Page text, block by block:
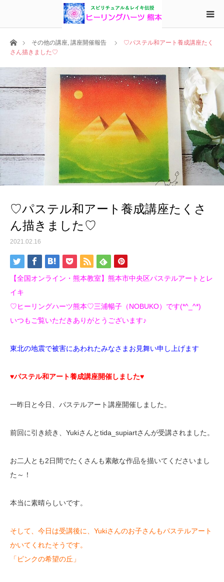
ホームその他の講座, 講座開催報告
♡パステル和アート養成講座たく
さん描きました♡
♡パステル和アート養成講座たくさ
ん描きました♡
2021.02.16
【全国オンライン・熊本教室】熊本市中央区パステルアートとレ
イキ
♡ヒーリングハーツ熊本♡三浦暢子（NOBUKO）です(*^_^*)
いつもご覧いただきありがとうございます♪
東北の地震で被害にあわれたみなさまお見舞い申し上げます
♥パステル和アート養成講座開催しました♥
一昨日と今日、パステルアート講座開催しました。
前回に引き続き、Yukiさんとtida_supiartさんが受講されました。
お二人とも2日間でたくさんも素敵な作品を描いてくださいまし
た～！
本当に素晴らしいです。
そして、今日は受講後に、Yukiさんのお子さんもパステルアート
かいてくれたそうです。
「ピンクの希望の丘」